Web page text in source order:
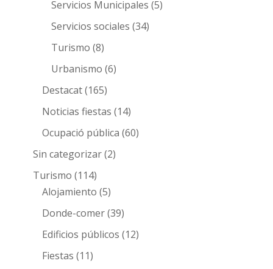
Servicios Municipales (5)
Servicios sociales (34)
Turismo (8)
Urbanismo (6)
Destacat(165)
Noticias fiestas (14)
Ocupació pública (60)
Sin categorizar(2)
Turismo (114)
Alojamiento (5)
Donde-comer(39)
Edificios públicos (12)
Fiestas (11)